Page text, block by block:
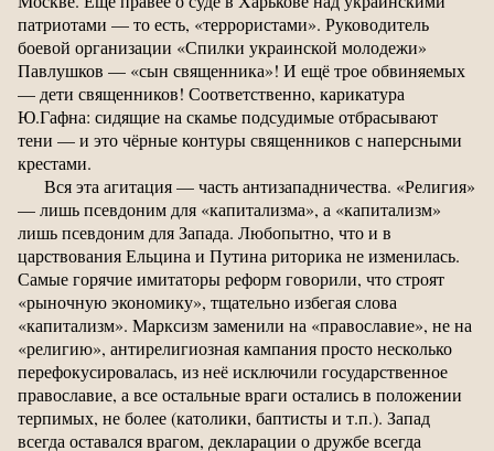
патриотами — то есть, «террористами». Руководитель
боевой организации «Спилки украинской молодежи»
Павлушков — «сын священника»! И ещё трое обвиняемых
— дети священников! Соответственно, карикатура
Ю.Гафна: сидящие на скамье подсудимые отбрасывают
тени — и это чёрные контуры священников с наперсными
крестами.
Вся эта агитация — часть антизападничества. «Религия»
— лишь псевдоним для «капитализма», а «капитализм»
лишь псевдоним для Запада. Любопытно, что и в
царствования Ельцина и Путина риторика не изменилась.
Самые горячие имитаторы реформ говорили, что строят
«рыночную экономику», тщательно избегая слова
«капитализм». Марксизм заменили на «православие», не на
«религию», антирелигиозная кампания просто несколько
перефокусировалась, из неё исключили государственное
православие, а все остальные враги остались в положении
терпимых, не более (католики, баптисты и т.п.). Запад
всегда оставался врагом, декларации о дружбе всегда